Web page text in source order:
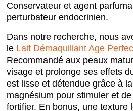
Conservateur et agent
perturbateur endocrinien.
Dans notre recherche, nous
le Lait Démaquillant Age
Recommandé aux peaux
visage et prolonge ses effets
est lisse et détendue grâce à
magnésium pour stimuler et
fortifier. En bonus, une texture